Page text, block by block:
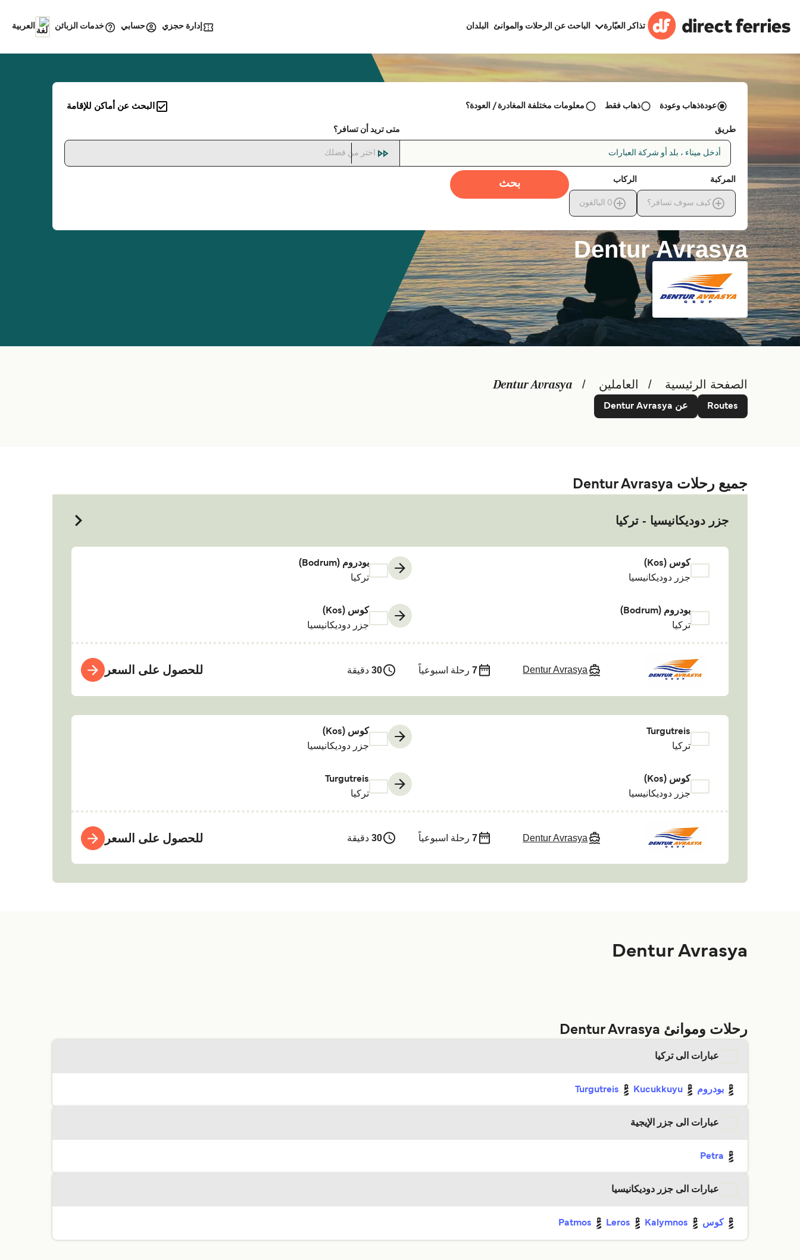
تذاكر العبّارة الباحث عن الرحلات والموانئ البلدان إدارة حجزي حسابي خدمات الزبائن العربية
Dentur Avrasya
عودةذهاب وعودة ذهاب فقط معلومات مختلفة المغادرة / العودة؟ البحث عن أماكن للإقامة
طريق
أدخل ميناء ، بلد أو شركة العبارات
متى تريد أن تسافر؟
اختر من فضلك
المركبة
كيف سوف تسافر؟
الركاب
0 البالغون
بحث
الصفحة الرئيسية العاملين Dentur Avrasya
Routes عن Dentur Avrasya
جميع رحلات Dentur Avrasya
جزر دوديكانيسيا - تركيا
كوس (Kos)
جزر دوديكانيسيا
بودروم (Bodrum)
تركيا
بودروم (Bodrum)
تركيا
كوس (Kos)
جزر دوديكانيسيا
Dentur Avrasya
7 رحلة اسبوعياً 30 دقيقة للحصول على السعر
Turgutreis
تركيا
كوس (Kos)
جزر دوديكانيسيا
كوس (Kos)
جزر دوديكانيسيا
Turgutreis
تركيا
Dentur Avrasya
7 رحلة اسبوعياً 30 دقيقة للحصول على السعر
Dentur Avrasya
رحلات وموانئ Dentur Avrasya
عبارات الى تركيا
بودروم Kucukkuyu
Turgutreis
عبارات الى جزر الإيجية
Petra
عبارات الى جزر دوديكانيسيا
كوس Kalymnos
Leros
Patmos